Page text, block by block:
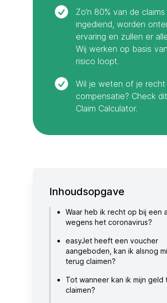
Zo’n 80% van de
ingediend, worden
ervaring en zullen er
Wij werken op basis
risico loopt.
Wil je weten of je
compensatie? Check
Claim Calculator.
Inhoudsopgave
Waar heb ik recht op bij een
wegens het coronavirus?
easyJet heeft een voucher
aangeboden, kan ik alsnog
terug claimen?
Tot wanneer kan ik mijn geld
claimen?